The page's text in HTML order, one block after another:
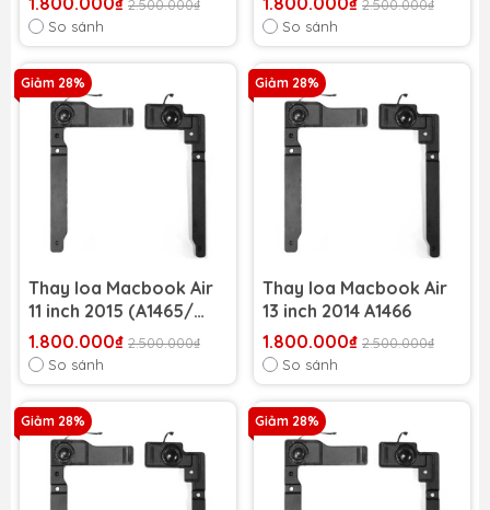
2.500.000₫
So sánh
2.500.000₫
So sánh
Giảm 28%
Thay loa Macbook Air
11 inch 2015 (A1465/
A1370)
1.800.000₫ 2.500.000₫
So sánh
Giảm 28%
Thay loa Macbook Air
13 inch 2014 A1466
1.800.000₫ 2.500.000₫
So sánh
Giảm 28% Giảm 28%